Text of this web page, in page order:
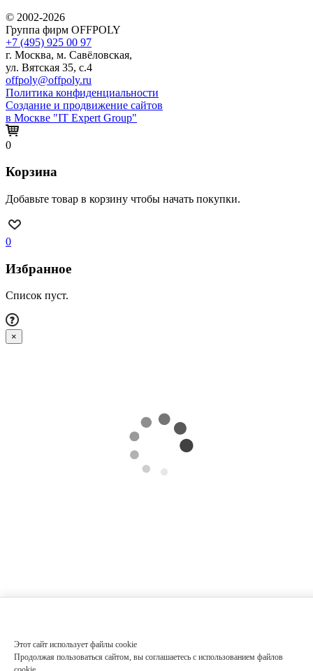
© 2002-2026
Группа фирм OFFPOLY
+7 (495) 925 00 97
г. Москва, м. Савёловская,
ул. Вятская 35, с.4
offpoly@offpoly.ru
Политика конфиденциальности
Создание и продвижение сайтов
в Москве "IT Expert Group"
Этот сайт использует файлы cookie
Продолжая пользоваться сайтом, вы соглашаетесь с использованием файлов
0
Корзина
Добавьте товар в корзину чтобы начать покупки.
0
Избранное
Список пуст.
×